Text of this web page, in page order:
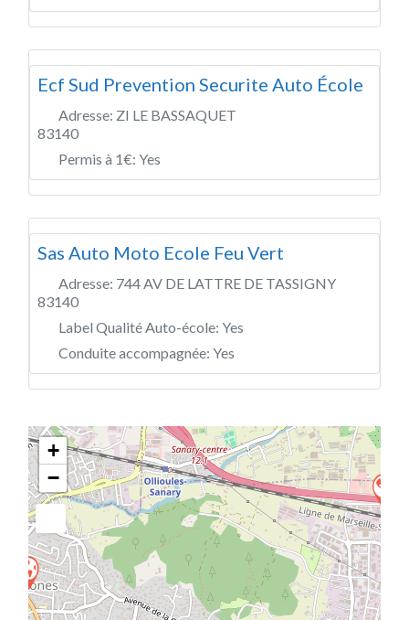
Ecf Sud Prevention Securite Auto École
Adresse: ZI LE BASSAQUET
83140
Permis à 1€: Yes
Sas Auto Moto Ecole Feu Vert
Adresse: 744 AV DE LATTRE DE TASSIGNY
83140
Label Qualité Auto-école: Yes
Conduite accompagnée: Yes
+
−